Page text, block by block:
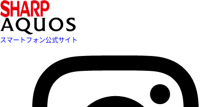
スマートフォン公式サイト